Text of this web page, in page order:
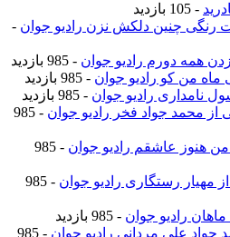
- 105 بازدید
لبت رنگی چنین دلکش نزن رادیو جوان -
همه دورم رادیو جوان - 985 بازدید
ماه من کو رادیو جوان - 985 بازدید
نامداری رادیو جوان - 985 بازدید
از محمد جواد فخر رادیو جوان
- 985
من هنوز عاشقم رادیو جوان
- 985
از مهیار رستگاری رادیو جوان
- 985
ماهان رادیو جوان - 985 بازدید
جواد علی مردانی رادیو جوان
- 985